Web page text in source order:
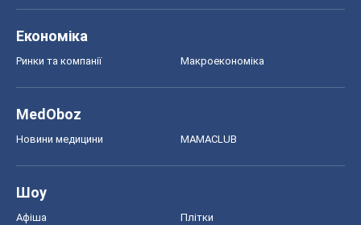
Економіка
Ринки та компанії Макроекономіка
MedOboz
Новини медицини MAMACLUB
Шоу
Афіша Плітки